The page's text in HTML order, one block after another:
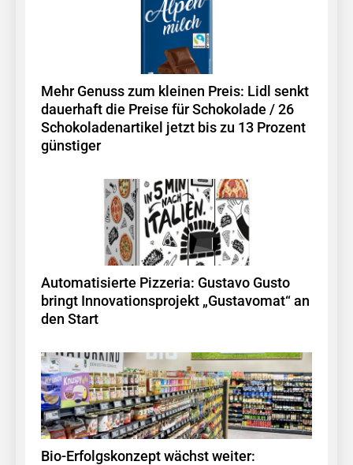
Mehr Genuss zum kleinen Preis: Lidl senkt
dauerhaft die Preise für Schokolade / 26
Schokoladenartikel jetzt bis zu 13 Prozent
günstiger
Automatisierte Pizzeria: Gustavo Gusto
bringt Innovationsprojekt „Gustavomat“ an
den Start
Bio-Erfolgskonzept wächst weiter: